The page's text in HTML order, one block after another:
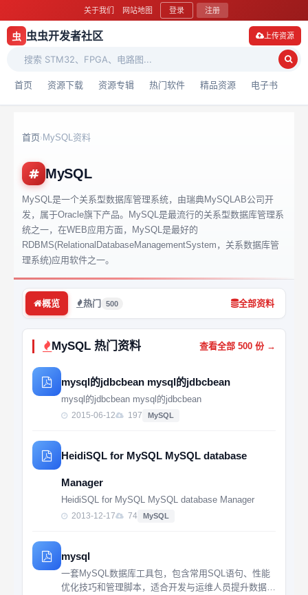
关于我们 网站地图 登录 注册
虫 虫虫开发者社区
首页 资源下载 资源专辑 热门软件 精品资源 电子书
上传资源
首页› MySQL资料
MySQL
MySQL是一个关系型数据库管理系统，由瑞典MySQLAB公司开
发，属于Oracle旗下产品。MySQL是最流行的关系型数据库管理系
统之一，在WEB应用方面，MySQL是最好的
RDBMS(RelationalDatabaseManagementSystem，关系数据库管
理系统)应用软件之一。
概览 热门 500 全部资料
MySQL 热门资料 查看全部 500 份 →
mysql的jdbcbean mysql的jdbcbean
mysql的jdbcbean mysql的jdbcbean
2015-06-12 197 MySQL
HeidiSQL for MySQL MySQL database
Manager
HeidiSQL for MySQL MySQL database Manager
2013-12-17 74 MySQL
mysql
一套MySQL数据库工具包，包含常用SQL语句、性能
优化技巧和管理脚本，适合开发与运维人员提升数据库